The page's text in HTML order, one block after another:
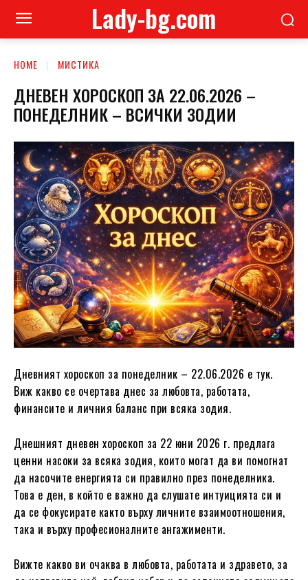
Lady-bg.com
HOME МИСТИКА
ДНЕВЕН ХОРОСКОП ЗА 22.06.2026 –
ПОНЕДЕЛНИК – ВСИЧКИ ЗОДИИ
Дневният хороскоп за понеделник – 22.06.2026 е тук.
Виж какво се очертава днес за любовта, работата,
финансите и личния баланс при всяка зодия.
Днешният дневен хороскоп за 22 юни 2026 г. предлага
ценни насоки за всяка зодия, които могат да ви помогнат
да насочите енергията си правилно през понеделника.
Това е ден, в който е важно да слушате интуицията си и
да се фокусирате както върху личните взаимоотношения,
така и върху професионалните ангажименти.
Вижте какво ви очаква в любовта, работата и здравето, за